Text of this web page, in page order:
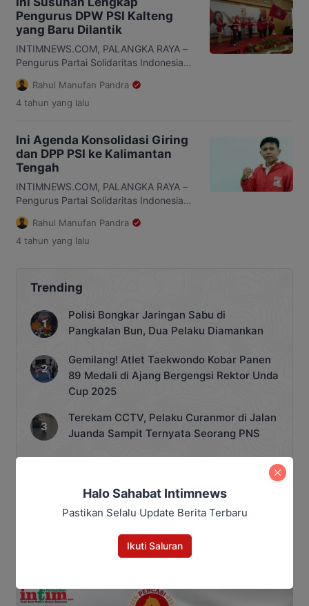
Pengurus DPW PSI Kalteng
yang Baru Dilantik
INTIMNEWS.COM, PALANGKA RAYA –
Pengurus Partai Solidaritas Indonesia
(PSI) se Kalimantan Tengah (Kalteng)
telah resmi dikukuhkan hari ini Jumat
19 Agustus 2022. Pelantikan pengurus
Ganesha di hotel Aquarius Palangka
Raya. Selain pengurus DPW Tingkat
Provinsi diketahui yang juga dilantik
adalah DPD PSI Kabupaten/Kota, […]
Rahul Manufan Pandra
4 tahun yang lalu
Ini Agenda Konsolidasi Giring
dan DPP PSI ke Kalimantan
Tengah
INTIMNEWS.COM, PALANGKA RAYA –
Pengurus Partai Solidaritas Indonesia
(PSI) se Kalimantan Tengah resmi
dikukuhkan hari ini Jumat 19 Agustus
2022. Pelantikan pengurus PSI dihadiri
Satia Chandra Wiguna di hotel Aquarius
Boutique Palangka Raya. Pengurus
yang dikukuhkan oleh DPP PSI adalah
seluruh pengurus PSI […]
Rahul Manufan Pandra
4 tahun yang lalu
Trending
Polisi Bongkar Jaringan Sabu di
Pangkalan Bun, Dua Pelaku Diamankan
Gemilang! Atlet Taekwondo Kobar Panen
89 Medali di Ajang Bergengsi Rektor Unda
Cup 2025
Terekam CCTV, Pelaku Curanmor di Jalan
Juanda Sampit Ternyata Seorang PNS
Siapkan Saksi Permanen, Demokrat Kotim
Panaskan Mesin Partai Hadapi Pemilu
Halo Sahabat Intimnews
Pastikan Selalu Update Berita Terbaru
Ikuti Saluran